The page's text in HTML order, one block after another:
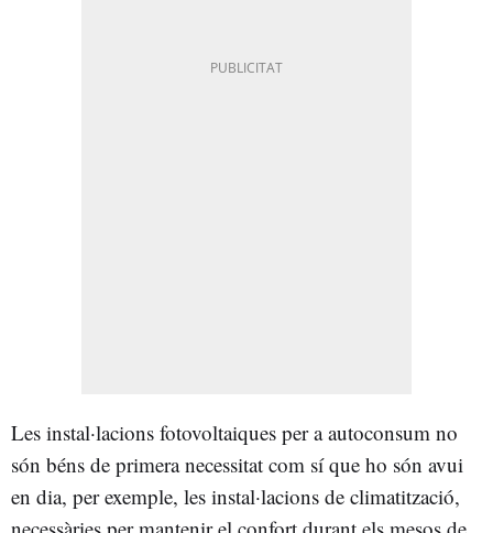
Les instal·lacions fotovoltaiques per a autoconsum no
són béns de primera necessitat com sí que ho són avui
en dia, per exemple, les instal·lacions de climatització,